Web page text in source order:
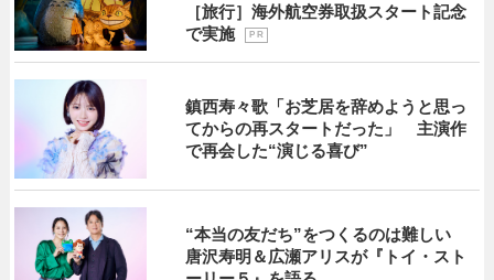
［旅行］海外航空券取扱スタート記念
で実施
P R
鎮西寿々歌「お芝居を辞めようと思っ
てからの再スタートだった」 主演作
で再会した“演じる喜び”
“本当の友だち”をつくるのは難しい
唐沢寿明＆広瀬アリスが『トイ・スト